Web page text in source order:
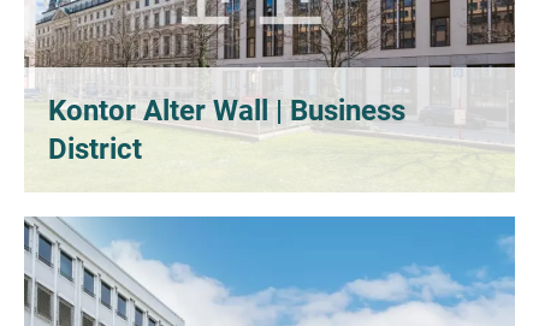
Kontor Alter Wall | Business
District